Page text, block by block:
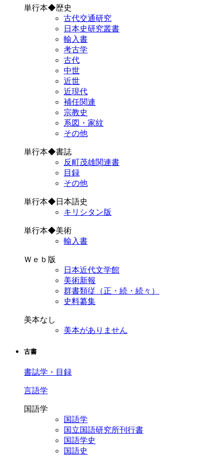
単行本◆歴史
古代交通研究
日本史研究叢書
輸入書
考古学
古代
中世
近世
近現代
補任関連
宗教史
系図・家紋
その他
単行本◆書誌
反町茂雄関連書
目録
その他
単行本◆日本語史
キリシタン版
単行本◆美術
輸入書
Ｗｅｂ版
日本近代文学館
美術新報
群書類従（正・続・続々）
史料纂集
美本なし
美本がありません
古書
書誌学・目録
言語学
国語学
国語学
国立国語研究所刊行書
国語学史
国語史